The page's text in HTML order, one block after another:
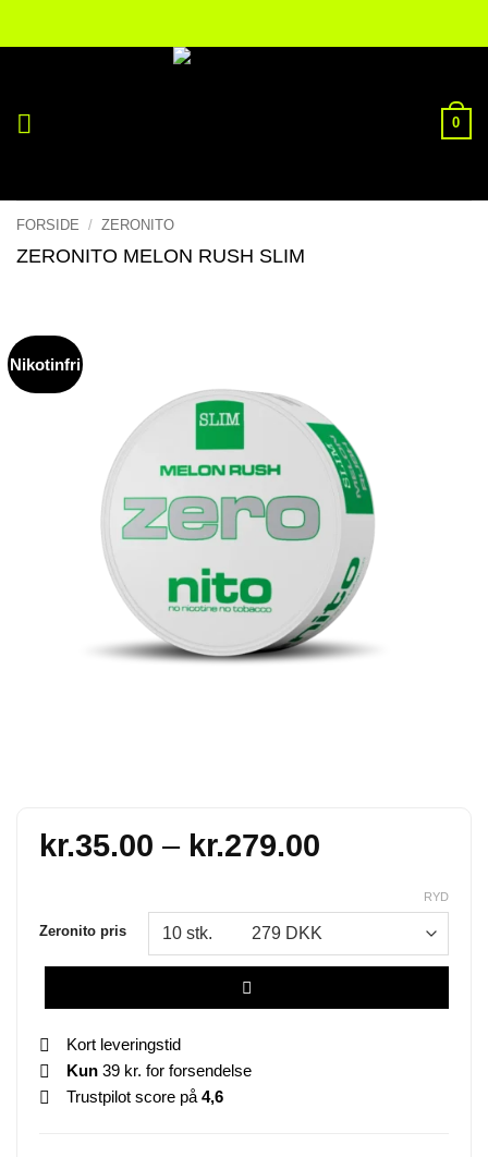
0
FORSIDE / ZERONITO
ZERONITO MELON RUSH SLIM
Nikotinfri
kr.35.00 – kr.279.00Prisinterval:
til
kr.279.00
Zeronito pris
RYD
Kort leveringstid
Kun39 kr. for forsendelse
Trustpilot score på 4,6